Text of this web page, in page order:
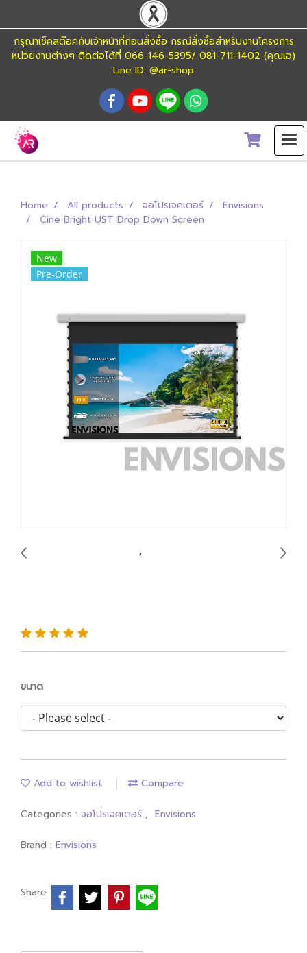
กรุณาเช็คสต๊อคกับเจ้าหน้าที่ก่อนสั่งซื้อ กรณีสั่งซื้อสำหรับงานโครงการ
หน่วยงานต่างๆ ติดต่อได้ที่ 066-146-5395/ 081-711-1402 (คุณเอ)
Line ID: @ar-shop
Home All products จอโปรเจคเตอร์
Envisions
Cine Bright UST Drop Down Screen
New
Pre-Order
ขนาด
Add to wishlist Compare
Categories : จอโปรเจคเตอร์ , Envisions
Brand : Envisions
Share